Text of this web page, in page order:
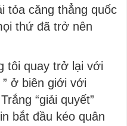
tỏa căng thẳng quốc
thứ đã trở nên
tôi quay trở lại với
ở biên giới với
“giải quyết”
bắt đầu kéo quân